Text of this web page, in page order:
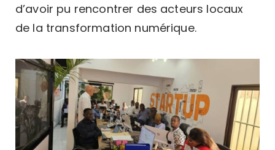
d’avoir pu rencontrer des acteurs locaux
de la transformation numérique.